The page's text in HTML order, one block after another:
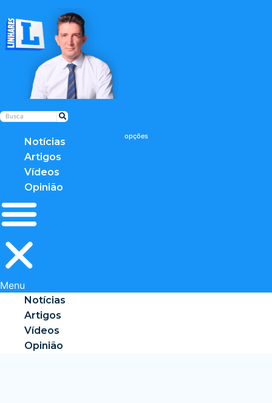
Notícias
Artigos
Vídeos
Opinião
Menu
Notícias
Artigos
Vídeos
Opinião